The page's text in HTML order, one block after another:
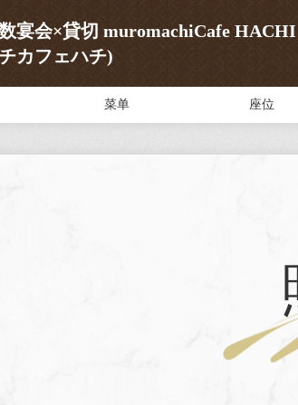
宴会×貸切 muromachiCafe
カフェハチ)
菜单 座位